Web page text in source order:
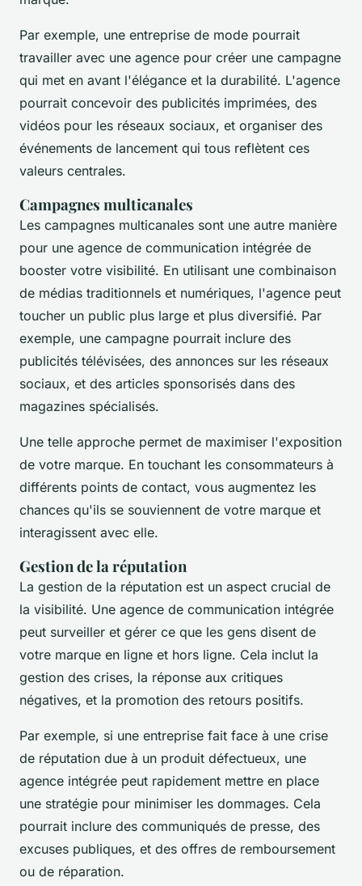
Par exemple, une entreprise de mode pourrait
travailler avec une agence pour créer une campagne
qui met en avant l'élégance et la durabilité. L'agence
pourrait concevoir des publicités imprimées, des
vidéos pour les réseaux sociaux, et organiser des
événements de lancement qui tous reflètent ces
valeurs centrales.
Campagnes multicanales
Les campagnes multicanales sont une autre manière
pour une agence de communication intégrée de
booster votre visibilité. En utilisant une combinaison
de médias traditionnels et numériques, l'agence peut
toucher un public plus large et plus diversifié. Par
exemple, une campagne pourrait inclure des
publicités télévisées, des annonces sur les réseaux
sociaux, et des articles sponsorisés dans des
magazines spécialisés.
Une telle approche permet de maximiser l'exposition
de votre marque. En touchant les consommateurs à
différents points de contact, vous augmentez les
chances qu'ils se souviennent de votre marque et
interagissent avec elle.
Gestion de la réputation
La gestion de la réputation est un aspect crucial de
la visibilité. Une agence de communication intégrée
peut surveiller et gérer ce que les gens disent de
votre marque en ligne et hors ligne. Cela inclut la
gestion des crises, la réponse aux critiques
négatives, et la promotion des retours positifs.
Par exemple, si une entreprise fait face à une crise
de réputation due à un produit défectueux, une
agence intégrée peut rapidement mettre en place
une stratégie pour minimiser les dommages. Cela
pourrait inclure des communiqués de presse, des
excuses publiques, et des offres de remboursement
ou de réparation.